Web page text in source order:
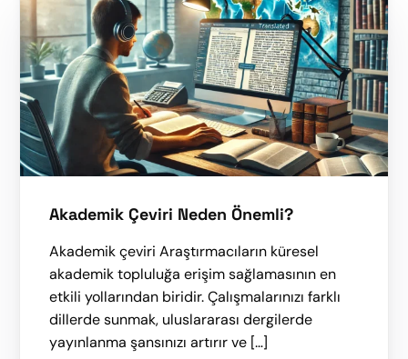
Akademik Çeviri Neden Önemli?
Akademik çeviri Araştırmacıların küresel
akademik topluluğa erişim sağlamasının en
etkili yollarından biridir. Çalışmalarınızı farklı
dillerde sunmak, uluslararası dergilerde
yayınlanma şansınızı artırır ve […]